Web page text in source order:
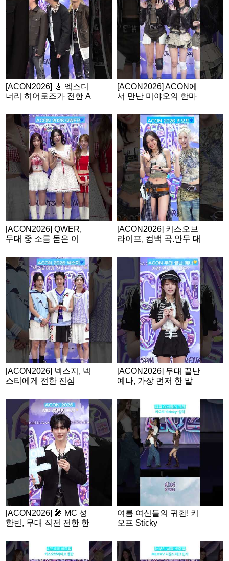
[ACON2026] 🎸 엑스디
너리 히어로즈가 전한 A
[ACON2026] ACON에
서 만난 미야오의 한마
[ACON2026] QWER,
무대 중 소름 돋은 이
[ACON2026] 키스오브
라이프, 컴백 곡.안무 대
[ACON2026] 넥스지, 넥
스티에게 전한 진심
[ACON2026] 무대 끝난
예나, 가장 먼저 한 말
[ACON2026] 🎤 MC 성
한빈, 무대 직전 전한 한
여름 여신들의 귀환! 키
오프 Sticky